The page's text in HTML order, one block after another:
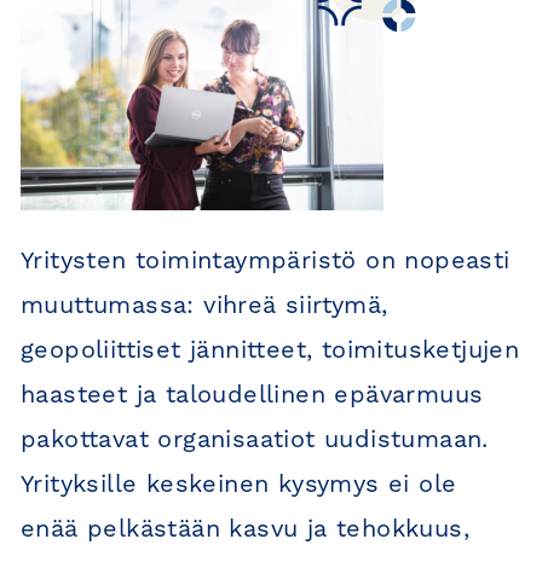
Yritysten toimintaympäristö on nopeasti
muuttumassa: vihreä siirtymä,
geopoliittiset jännitteet, toimitusketjujen
haasteet ja taloudellinen epävarmuus
pakottavat organisaatiot uudistumaan.
Yrityksille keskeinen kysymys ei ole
enää pelkästään kasvu ja tehokkuus,